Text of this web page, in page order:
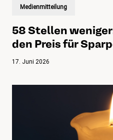
Medienmitteilung
58 Stellen
den Preis für
17. Juni 2026